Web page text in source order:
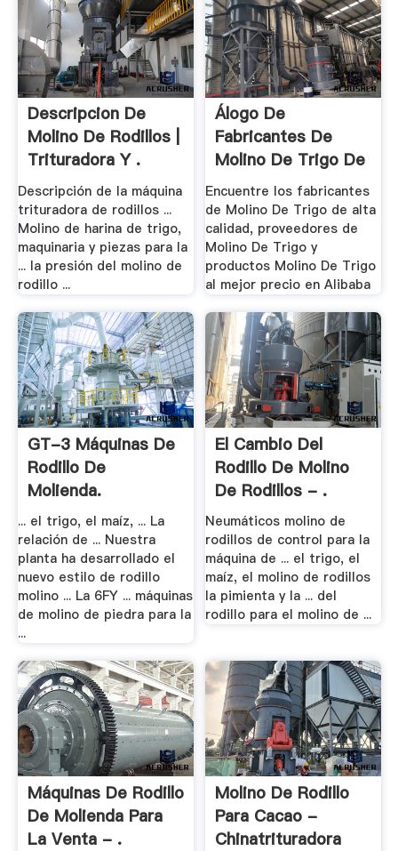
Descripcion De
Molino De Rodillos |
Trituradora Y .
Descripción de la máquina
trituradora de rodillos ...
Molino de harina de trigo,
maquinaria y piezas para la
... la presión del molino de
rodillo ...
Álogo De
Fabricantes De
Molino De Trigo De
.
Encuentre los fabricantes
de Molino De Trigo de alta
calidad, proveedores de
Molino De Trigo y
productos Molino De Trigo
al mejor precio en Alibaba
GT-3 Máquinas De
Rodillo De
Molienda.
... el trigo, el maíz, ... La
relación de ... Nuestra
planta ha desarrollado el
nuevo estilo de rodillo
molino ... La 6FY ... máquinas
de molino de piedra para la
...
El Cambio Del
Rodillo De Molino
De Rodillos - .
Neumáticos molino de
rodillos de control para la
máquina de ... el trigo, el
maíz, el molino de rodillos
la pimienta y la ... del
rodillo para el molino de ...
Máquinas De Rodillo
De Molienda Para
La Venta - .
Molino De Rodillo
Para Cacao -
Chinatrituradora